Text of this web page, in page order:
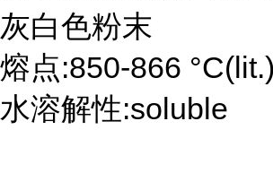
灰白色粉末
熔点:850-866 °C(lit.)
水溶解性:soluble